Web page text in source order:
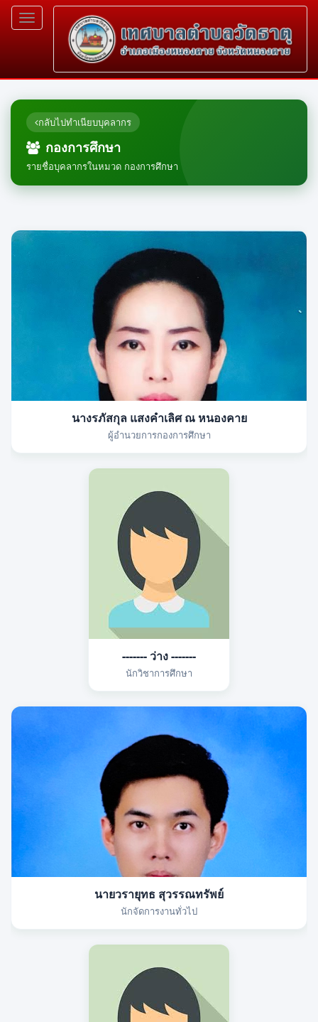
Toggle
navigation
กลับไปทำเนียบบุคลากร
กองการศึกษา
รายชื่อบุคลากรในหมวด กองการศึกษา
นางรภัสกุล แสงคำเลิศ ณ หนองคาย
ผู้อำนวยการกองการศึกษา
------- ว่าง -------
นักวิชาการศึกษา
นายวรายุทธ สุวรรณทรัพย์
นักจัดการงานทั่วไป